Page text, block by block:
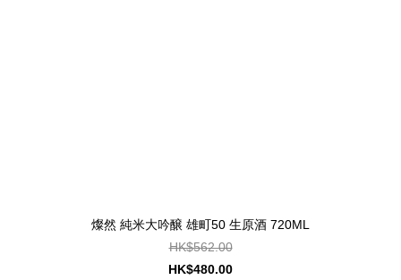
燦然 純米大吟醸 雄町50 生原酒 720ML
HK$562.00
HK$480.00